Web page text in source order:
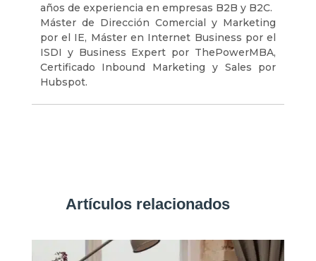
años de experiencia en empresas B2B y B2C.
Máster de Dirección Comercial y Marketing
por el IE, Máster en Internet Business por el
ISDI y Business Expert por ThePowerMBA,
Certificado Inbound Marketing y Sales por
Hubspot.
Artículos relacionados